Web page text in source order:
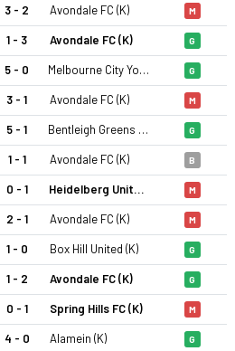
3 - 2 Avondale FC (K) M
1 - 3 Avondale FC (K) G
5 - 0 Melbourne City Youth (K) G
3 - 1 Avondale FC (K) M
5 - 1 Bentleigh Greens SC (K) G
1 - 1 Avondale FC (K) B
0 - 1 Heidelberg United (K) M
2 - 1 Avondale FC (K) M
1 - 0 Box Hill United (K) G
1 - 2 Avondale FC (K) G
0 - 1 Spring Hills FC (K) M
4 - 0 Alamein (K) G